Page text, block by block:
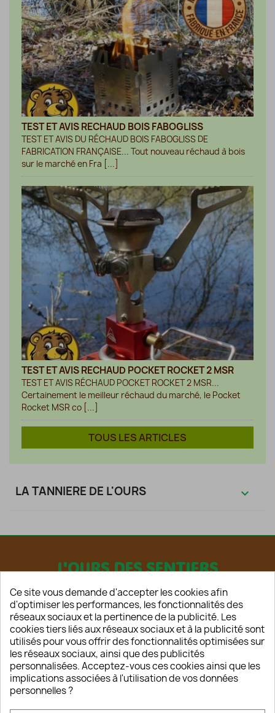
TEST ET AVIS RECHAUD BOIS FABOGLISS
TEST ET AVIS DU RÉCHAUD BOIS FABOGLISS DE
FABRICATION FRANÇAISE... Tout nouveau réchaud à bois
sur le marché en Fra [...]
TEST ET AVIS RECHAUD POCKET ROCKET 2 MSR
TEST ET AVIS RÉCHAUD POCKET ROCKET 2 MSR...
Certainement le meilleur réchaud du marché, le Pocket
Rocket MSR co [...]
TOUS LES ARTICLES
LA TANNIERE DE L'OURS 
L'OURS DES SENTIERS
HOME
A PROPOS
MENTIONS LEGALES
CONTACT
Ce site vous demande d'accepter les cookies afin
d'optimiser les performances, les fonctionnalités des
réseaux sociaux et la pertinence de la publicité. Les
cookies tiers liés aux réseaux sociaux et à la publicité sont
utilisés pour vous offrir des fonctionnalités optimisées sur
les réseaux sociaux, ainsi que des publicités
personnalisées. Acceptez-vous ces cookies ainsi que les
implications associées à l'utilisation de vos données
personnelles ?